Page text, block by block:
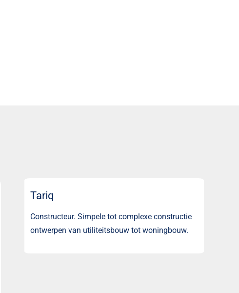
Tariq
Constructeur. Simpele tot complexe constructie
ontwerpen van utiliteitsbouw tot woningbouw.